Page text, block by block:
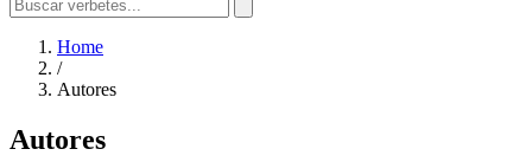
Home
/
Autores
Autores